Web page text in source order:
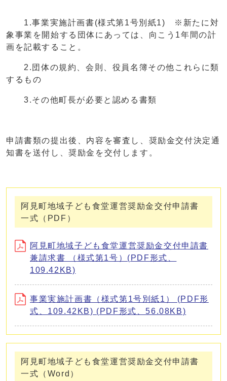
1.事業実施計画書(様式第1号別紙1) ※新たに対
象事業を開始する団体にあっては、向こう1年間の計
画を記載すること。
2.団体の規約、会則、役員名簿その他これらに類
するもの
3.その他町長が必要と認める書類
申請書類の提出後、内容を審査し、奨励金交付決定通
知書を送付し、奨励金を交付します。
阿見町地域子ども食堂運営奨励金交付申請書
一式（PDF）
阿見町地域子ども食堂運営奨励金交付申請書
兼請求書 （様式第1号）(PDF形式、
109.42KB)
事業実施計画書（様式第1号別紙1） (PDF形
式、109.42KB) (PDF形式、56.08KB)
阿見町地域子ども食堂運営奨励金交付申請書
一式（Word）